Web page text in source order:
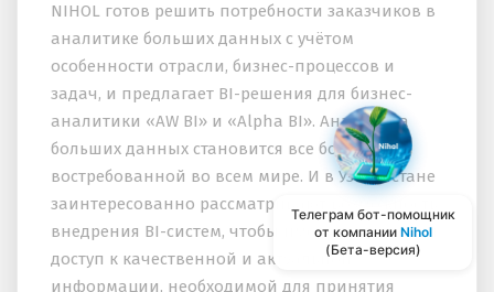
Телеграм бот-помощник
от компании Nihol
(Бета-версия)
NIHOL готов решить потребности заказчиков в
аналитике больших данных с учётом
особенности отрасли, бизнес-процессов и
задач, и предлагает BI-решения для бизнес-
аналитики «AW BI» и «Alpha BI». Аналитика
больших данных становится все более
востребованной во всем мире. И в Узбекистане
заинтересованно рассматривают возможность
внедрения BI-систем, чтобы иметь постоянный
доступ к качественной и актуальной
информации, необходимой для принятия